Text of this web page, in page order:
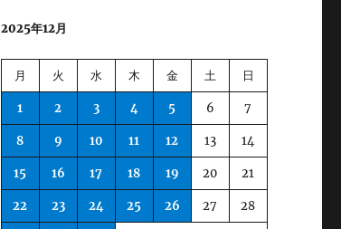
2025年12月
月 火 水 木 金 土 日
1 2 3 4 5 6 7
8 9 10 11 12 13 14
15 16 17 18 19 20 21
22 23 24 25 26 27 28